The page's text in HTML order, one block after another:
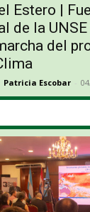
Estero |
de la UNSE
del
Patricia Escobar -